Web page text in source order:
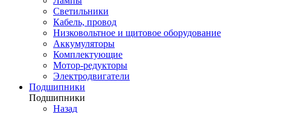
Светильники
Кабель, провод
Низковольтное и щитовое оборудование
Аккумуляторы
Комплектующие
Мотор-редукторы
Электродвигатели
Подшипники
Подшипники
Назад